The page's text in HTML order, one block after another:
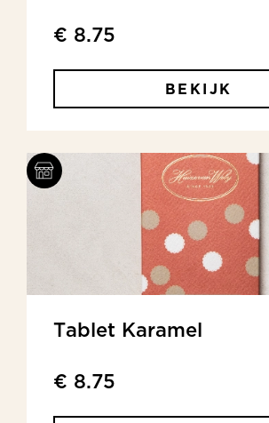
€ 8.75
BEKIJK
Tablet Karamel
€ 8.75